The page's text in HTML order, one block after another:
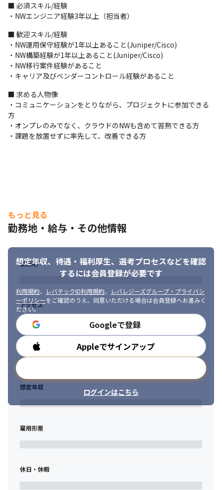
■ 必須スキル/経験
・NWエンジニア経験3年以上（担当者）
■ 歓迎スキル/経験
・NW運用保守経験が1年以上あること(Juniper/Cisco)
・NW構築経験が1年以上あること(Juniper/Cisco)
・NW移行案件経験があること
・キャリア及びベンダーコントロール経験があること
■ 求める人物像
・コミュニケーションをとりながら、プロジェクトに参加できる
方
・オンプレのみでなく、クラウドのNWも含めて習熟できる方
・課題を放置せずに率先して、改善できる方
もっと見る
勤務地・給与・その他情報
想定年収、待遇・福利厚生、 選考プロセスなどを確認
するには会員登録が必要です
利用規約、 レバテックID利用規約、
レバレジーズグループ・プライバシ
ーポリシーをご確認のうえ、同意いただける場合は会員登録へお進みく
ださい。
Googleで登録
Appleでサインアップ
ログインはこちら
勤務地
アクセス
勤務時間
想定年収
雇用形態
休日・休暇